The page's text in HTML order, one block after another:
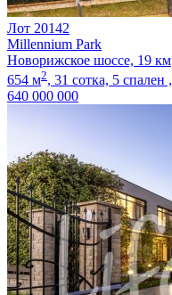
Лот 20142
Millennium Park
Новорижское шоссе, 19 км
654 м2, 31 сотка, 5 спален ,
640 000 000